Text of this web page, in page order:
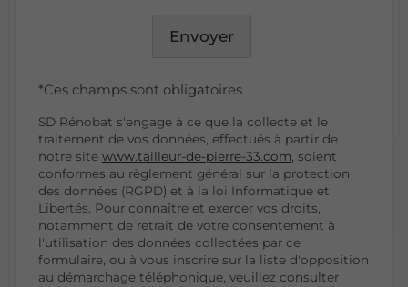
Envoyer
*Ces champs sont obligatoires
SD Rénobat s'engage à ce que la collecte et le
traitement de vos données, effectués à partir de
notre site www.tailleur-de-pierre-33.com , soient
conformes au règlement général sur la protection
des données (RGPD) et à la loi Informatique et
Libertés. Pour connaître et exercer vos droits,
notamment de retrait de votre consentement à
l'utilisation des données collectées par ce
formulaire, ou à vous inscrire sur la liste d'opposition
au démarchage téléphonique, veuillez consulter